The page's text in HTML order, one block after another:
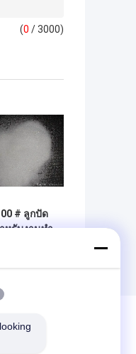
(0 / 3000)
# ลูกปัด
หรับงานทำ